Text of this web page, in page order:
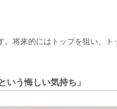
将来的にはトップを狙い、ト
いう悔しい気持ち」